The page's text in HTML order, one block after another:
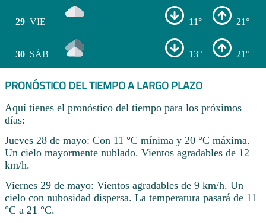
29 VIE 11° 21°
30 SÁB 13° 21°
PRONÓSTICO DEL TIEMPO A LARGO PLAZO
Aquí tienes el pronóstico del tiempo para los próximos
días:
Jueves 28 de mayo: Con 11 °C mínima y 20 °C máxima.
Un cielo mayormente nublado. Vientos agradables de 12
km/h.
Viernes 29 de mayo: Vientos agradables de 9 km/h. Un
cielo con nubosidad dispersa. La temperatura pasará de 11
°C a 21 °C.